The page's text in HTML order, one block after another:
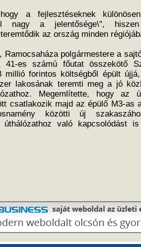
a fejlesztéseknek
nagy a jelentősége\",
az ország minden
Ramocsaháza polgármestere a
es számú főutat összekötő
millió forintos költségből épült
lakosának teremti meg a jó
Megemlítette, hogy az
csatlakozik majd az épülő M3-as
közötti új
úthálózathoz való kapcsolódást